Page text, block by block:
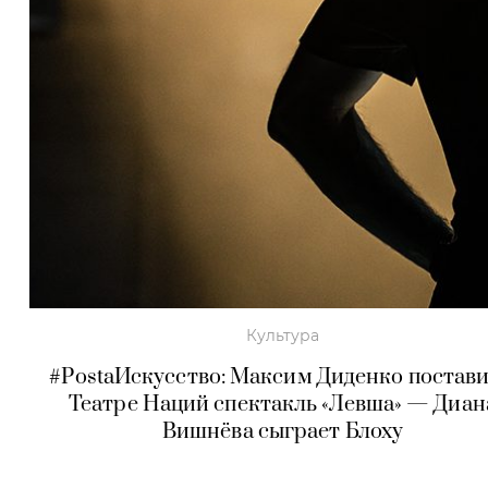
Культура
#PostaИскусство: Максим Диденко
Театре Наций спектакль «Левша» —
Вишнёва сыграет Блоху